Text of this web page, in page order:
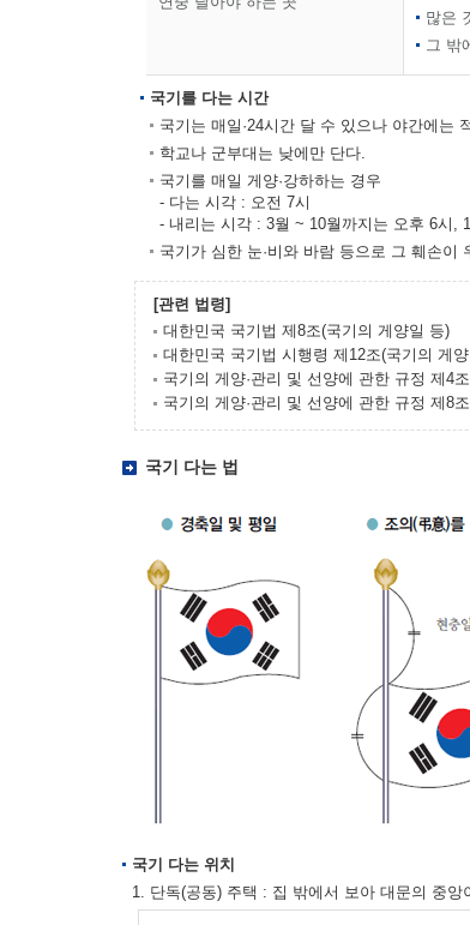
많은
그 밖
국기를 다는 시간
국기는 매일·24시간 달 수 있으나 야간에는
학교나 군부대는 낮에만 단다.
국기를 매일 게양·강하하는 경우
- 다는 시각 : 오전 7시
- 내리는 시각 : 3월 ~ 10월까지는 오후 6시,
국기가 심한 눈·비와 바람 등으로 그 훼손이
[관련 법령]
대한민국 국기법 제8조(국기의 게양일 등)
대한민국 국기법 시행령 제12조(국기의 게양
국기의 게양·관리 및 선양에 관한 규정 제4
국기의 게양·관리 및 선양에 관한 규정 제8
국기 다는 법
국기 다는 위치
1. 단독(공동) 주택 : 집 밖에서 보아 대문의 중앙